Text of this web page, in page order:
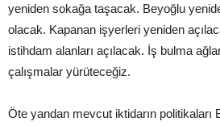
yeniden sokağa taşacak. Beyoğlu
olacak. Kapanan işyerleri yeniden
istihdam alanları açılacak. İş bulma
çalışmalar yürüteceğiz.
Öte yandan mevcut iktidarın politikaları